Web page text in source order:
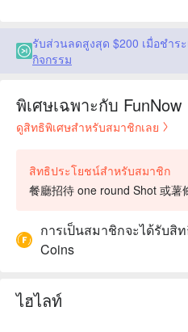
รับส่วนลดสูงสุด $200 เมื่อชำร
กิจกรรม
พิเศษเฉพาะกับ FunNow
ดูสิทธิพิเศษสำหรับสมาชิกเลย
สิทธิประโยชน์สำหรับสมาชิก
餐廳招待 one round Shot 或薯
การเป็นสมาชิกจะได้รับสิ
Coins
ไฮไลท์